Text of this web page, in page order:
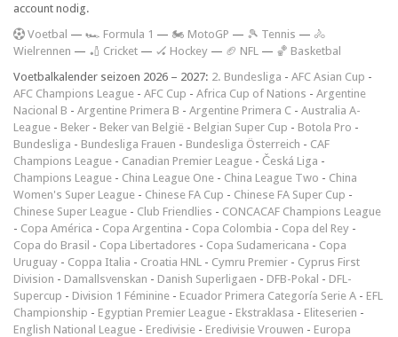
account nodig.
Voetbal — 🏎️ Formula 1 — 🏍 MotoGP — 🎾 Tennis — 🚴
Wielrennen — 🏏 Cricket — 🏑 Hockey — 🏈 NFL — 🏀 Basketbal
Voetbalkalender seizoen 2026 – 2027: 2. Bundesliga - AFC Asian Cup -
AFC Champions League - AFC Cup - Africa Cup of Nations - Argentine
Nacional B - Argentine Primera B - Argentine Primera C - Australia A-
League - Beker - Beker van België - Belgian Super Cup - Botola Pro -
Bundesliga - Bundesliga Frauen - Bundesliga Österreich - CAF
Champions League - Canadian Premier League - Česká Liga -
Champions League - China League One - China League Two - China
Women's Super League - Chinese FA Cup - Chinese FA Super Cup -
Chinese Super League - Club Friendlies - CONCACAF Champions League
- Copa América - Copa Argentina - Copa Colombia - Copa del Rey -
Copa do Brasil - Copa Libertadores - Copa Sudamericana - Copa
Uruguay - Coppa Italia - Croatia HNL - Cymru Premier - Cyprus First
Division - Damallsvenskan - Danish Superligaen - DFB-Pokal - DFL-
Supercup - Division 1 Féminine - Ecuador Primera Categoría Serie A - EFL
Championship - Egyptian Premier League - Ekstraklasa - Eliteserien -
English National League - Eredivisie - Eredivisie Vrouwen - Europa